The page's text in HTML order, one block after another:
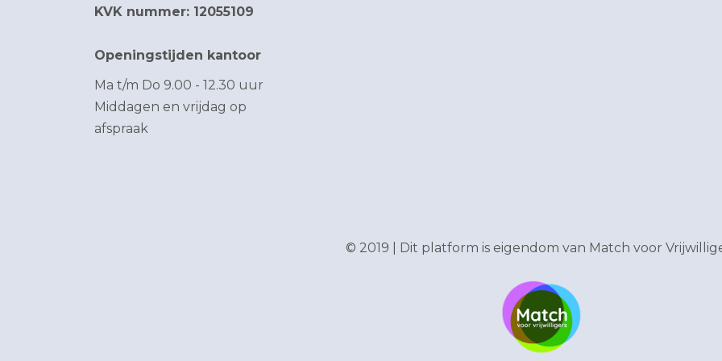
KVK nummer: 12055109
Openingstijden kantoor
Ma t/m Do 9.00 - 12.30 uur
Middagen en vrijdag op
afspraak
© 2019 | Dit platform is eigendom van Match voor